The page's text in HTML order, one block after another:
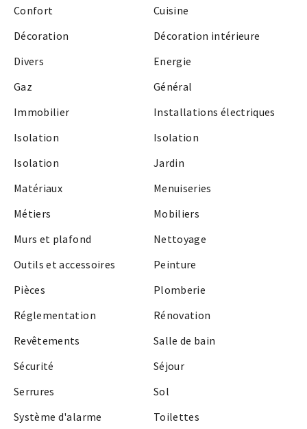
Confort
Cuisine
Décoration
Décoration intérieure
Divers
Energie
Gaz
Général
Immobilier
Installations électriques
Isolation
Isolation
Isolation
Jardin
Matériaux
Menuiseries
Métiers
Mobiliers
Murs et plafond
Nettoyage
Outils et accessoires
Peinture
Pièces
Plomberie
Réglementation
Rénovation
Revêtements
Salle de bain
Sécurité
Séjour
Serrures
Sol
Système d'alarme
Toilettes